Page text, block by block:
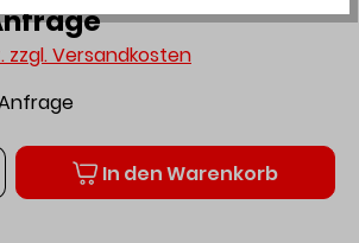
zzgl. Versandkosten
Anzahl
In den Warenkorb